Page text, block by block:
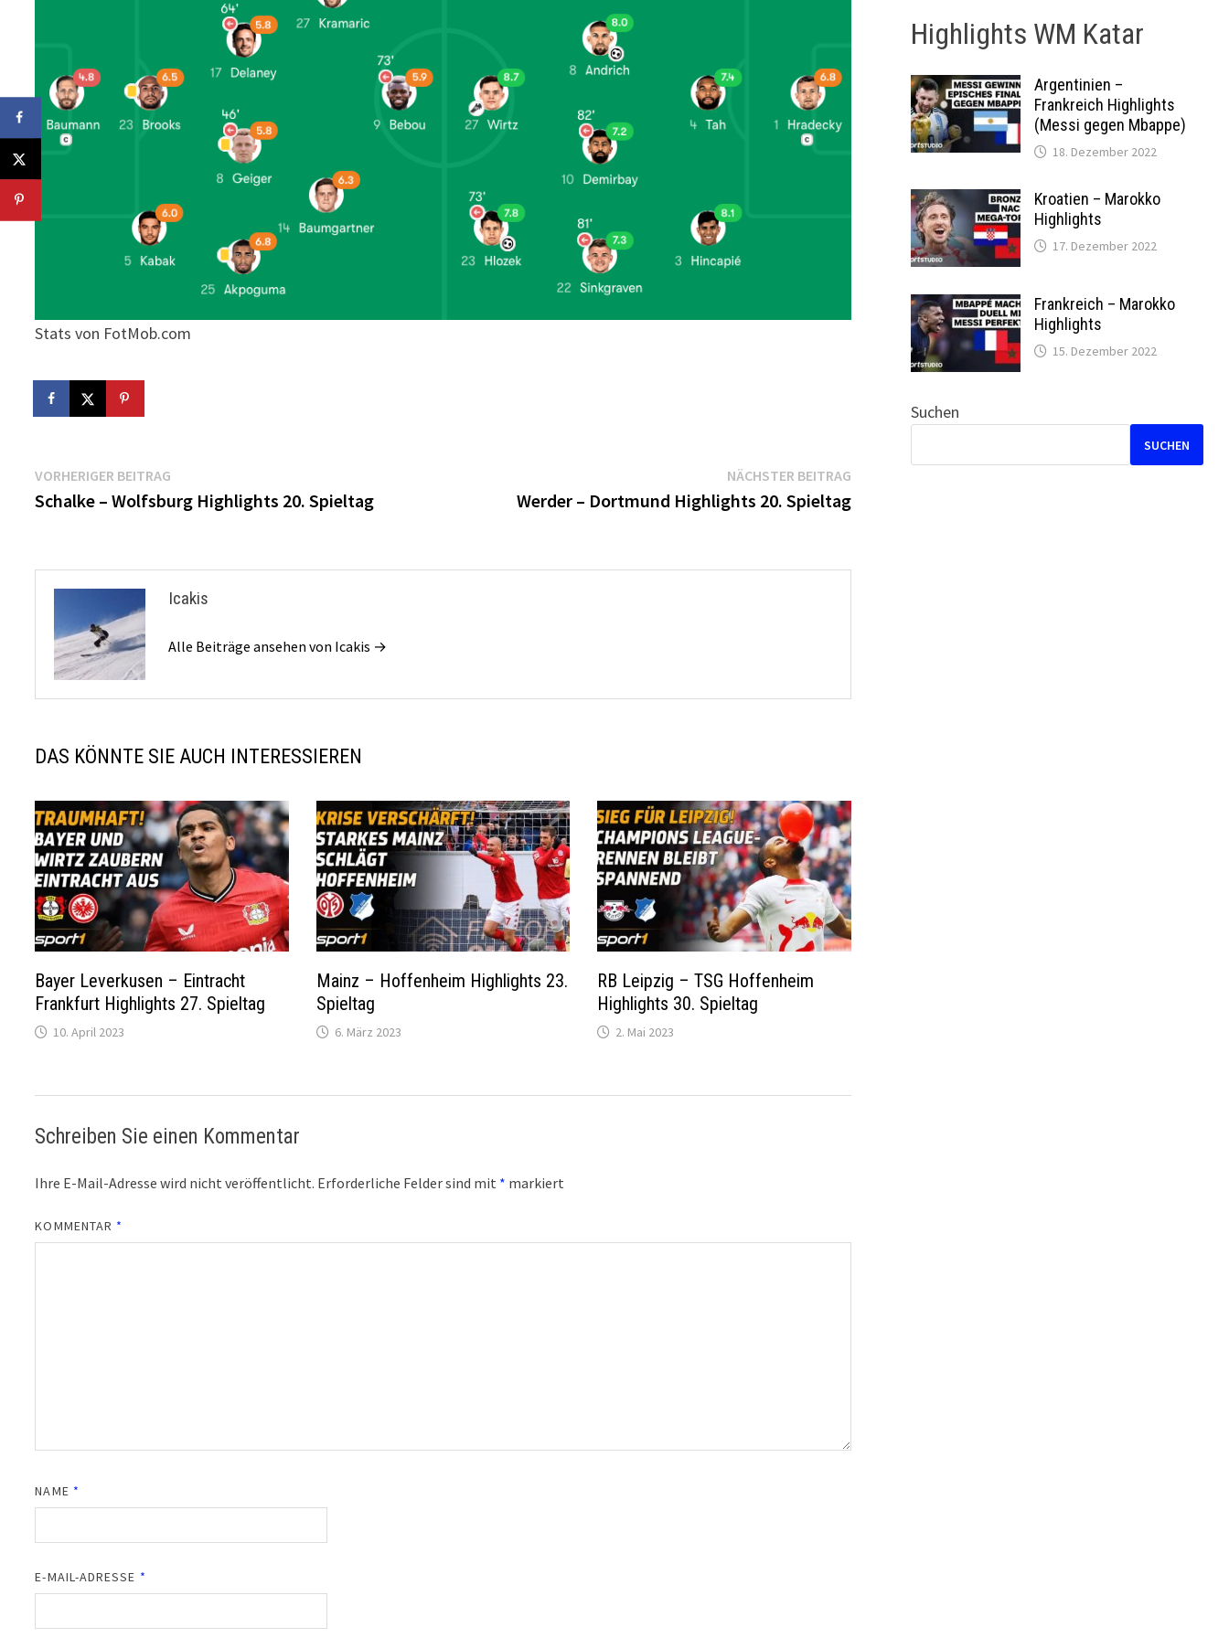
Stats von FotMob.com
Beitragsnavigation
VORHERIGER BEITRAG
Beitrag:
Schalke – Wolfsburg Highlights 20. Spieltag
NÄCHSTER BEITRAGNächster
Beitrag:
Werder – Dortmund Highlights 20. Spieltag
Icakis
Alle Beiträge ansehen von Icakis →
DAS KÖNNTE SIE AUCH INTERESSIEREN
Bayer Leverkusen – Eintracht
Frankfurt Highlights 27. Spieltag
10. April 2023
Mainz – Hoffenheim Highlights 23.
Spieltag
6. März 2023
RB Leipzig – TSG Hoffenheim
Highlights 30. Spieltag
2. Mai 2023
Schreiben Sie einen Kommentar
Ihre E-Mail-Adresse wird nicht veröffentlicht. Erforderliche Felder sind mit * markiert
KOMMENTAR *
NAME *
E-MAIL-ADRESSE *
Highlights WM Katar
Argentinien –
Frankreich Highlights
(Messi gegen Mbappe)
18. Dezember 2022
Kroatien – Marokko
Highlights
17. Dezember 2022
Frankreich – Marokko
Highlights
15. Dezember 2022
Suchen
SUCHEN